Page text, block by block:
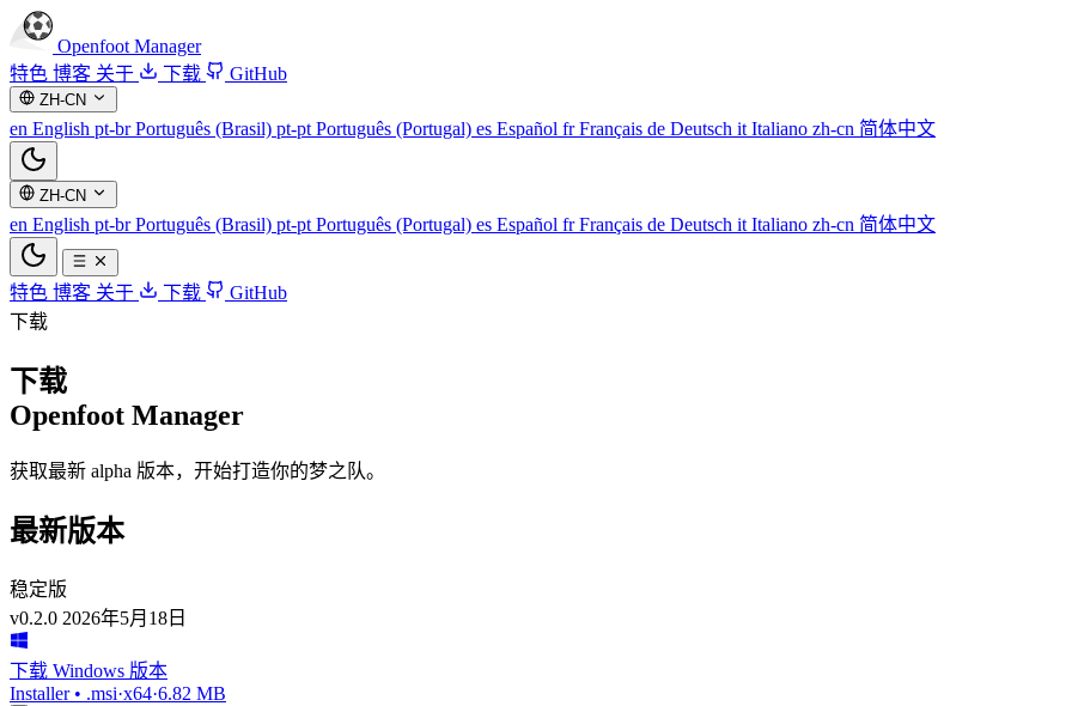
Openfoot Manager
特色 博客 关于 下载 GitHub
ZH-CN
en English pt-brPortuguês (Brasil) pt-pt Português (Portugal) es Español frFrançais de Deutsch it Italiano zh-cn 简体中文
ZH-CN
en English pt-brPortuguês (Brasil) pt-pt Português (Portugal) es Español frFrançais de Deutsch it Italiano zh-cn 简体中文
特色 博客 关于 下载
GitHub
下载
下载
Openfoot Manager
获取最新 alpha 版本，开始打造你的梦之队。
最新版本
稳定版
v0.2.0 2026年5月18日
下载 Windows 版本
Installer • .msi·x64·6.82 MB